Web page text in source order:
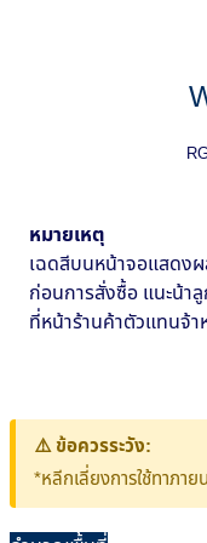
หมายเหตุ
เฉดสีบนหน้าจอแสดง
ก่อนการสั่งซื้อ แนะน้า
ที่หน้าร้านค้าตัวแทนจ้
⚠️ ข้อควรระวัง:
*หลีกเลี่ยงการใช้ทาภา